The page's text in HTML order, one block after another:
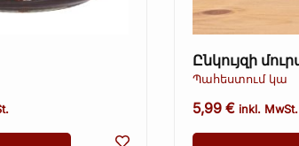
Պահեստում կա
5,99 € inkl. MwSt.